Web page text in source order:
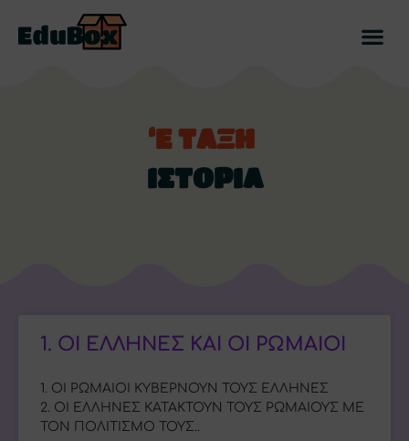
‘Ε ΤΑΞΗ
ΙΣΤΟΡΙΑ
1. ΟΙ ΕΛΛΗΝΕΣ ΚΑΙ ΟΙ ΡΩΜΑΙΟΙ
1. ΟΙ ΡΩΜΑΙΟΙ ΚΥΒΕΡΝΟΥΝ ΤΟΥΣ ΕΛΛΗΝΕΣ
2. ΟΙ ΕΛΛΗΝΕΣ ΚΑΤΑΚΤΟΥΝ ΤΟΥΣ ΡΩΜΑΙΟΥΣ ΜΕ
ΤΟΝ ΠΟΛΙΤΙΣΜΟ ΤΟΥΣ..